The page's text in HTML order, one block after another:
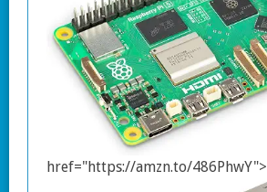
href="https://amzn.to/486PhwY">